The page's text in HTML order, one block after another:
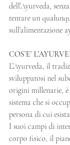
dell’Ayurveda,
tentare un
sull’alimentazione
COS’E’
L’Ayurveda, il
sviluppatosi nel
origini millenarie,
sistema che si
persona di cui
I suoi campi di
corpo fisico, il